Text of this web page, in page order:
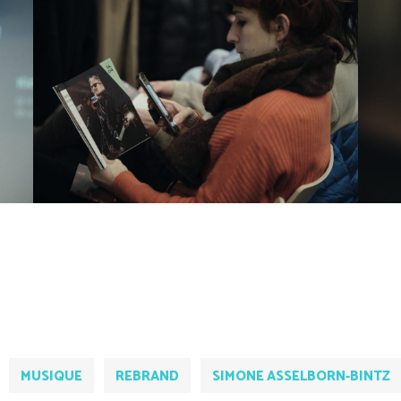
MUSIQUE REBRAND SIMONE ASSELBORN-BINTZ